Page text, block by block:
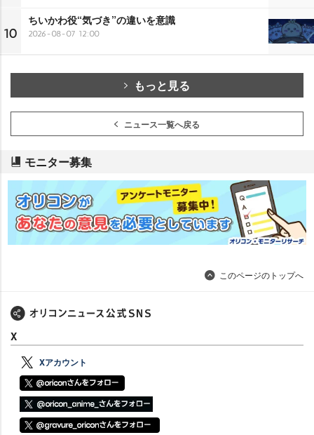
10
ちいかわ役“気づき”の違いを意識
2026-08-07 12:00
もっと見る
ニュース一覧へ戻る
モニター募集
このページのトップへ
X
Xアカウント